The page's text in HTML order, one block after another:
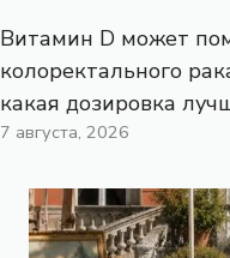
Витамин D может
колоректального
какая дозировка
7 августа, 2026